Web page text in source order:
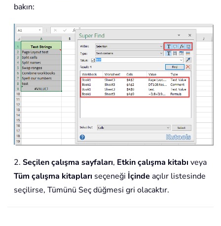
bakın:
2. Seçilen çalışma sayfaları, Etkin çalışma kitabı veya
Tüm çalışma kitapları seçeneği İçinde açılır listesinde
seçilirse, Tümünü Seç düğmesi gri olacaktır.